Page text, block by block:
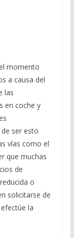
momento
a causa del
las
en coche y
ser esto
vías como el
que muchas
de
o
solicitarse de
la